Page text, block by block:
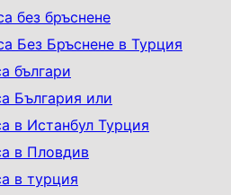
без бръснене
Без Бръснене в Турция
българи
България или
в Истанбул Турция
в Пловдив
в турция